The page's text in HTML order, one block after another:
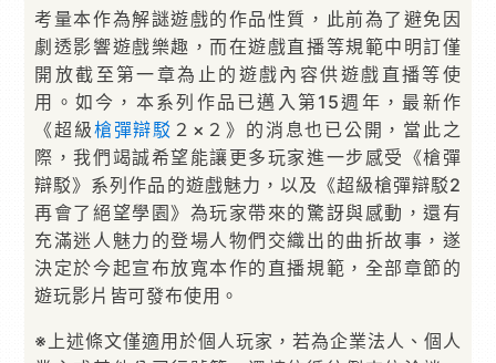
考量本作為解謎遊戲的作品性質，此前為了避免因
劇透影響遊戲樂趣，而在遊戲直播等規範中明訂僅
開放截至第一章為止的遊戲內容供遊戲直播等使
用。如今，本系列作品已邁入第15週年，最新作
《超級槍彈辯駁 ２×２》的消息也已公開，當此之
際，我們竭誠希望能讓更多玩家進一步感受《槍彈
辯駁》系列作品的遊戲魅力，以及《超級槍彈辯駁2
再會了絕望學園》為玩家帶來的驚訝與感動，還有
充滿迷人魅力的登場人物們交織出的曲折故事，遂
決定於今起宣布放寬本作的直播規範，全部章節的
遊玩影片皆可發布使用。
※上述條文僅適用於個人玩家，若為企業法人、個人